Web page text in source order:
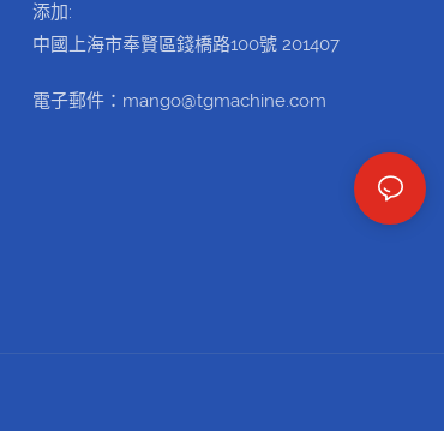
添加:
中國上海市奉賢區錢橋路100號 201407
電子郵件：mango@tgmachine.com